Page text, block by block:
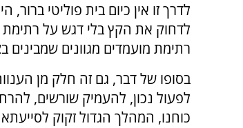
לדרך זו אין כיום בית פוליטי
לדחוק את הקץ בלי דגש על רתימת
רתימת מועמדים מגוונים
בסופו של דבר, גם זה חלק מן
לפעול נכון, להעמיק שורשים,
כוחנו, המהלך הגדול זקוק